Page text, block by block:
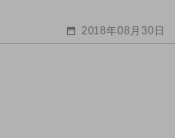
2018年08月30日